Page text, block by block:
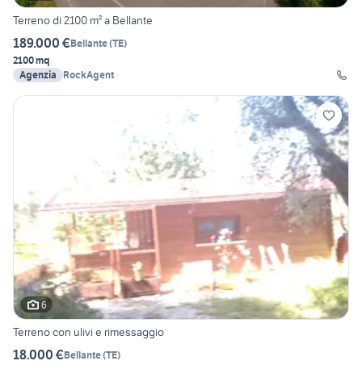
Terreno di 2100 m² a Bellante
189.000 €Bellante(TE)
2100 mq
Agenzia
RockAgent
6
Terreno con ulivi e rimessaggio
18.000 €Bellante(TE)